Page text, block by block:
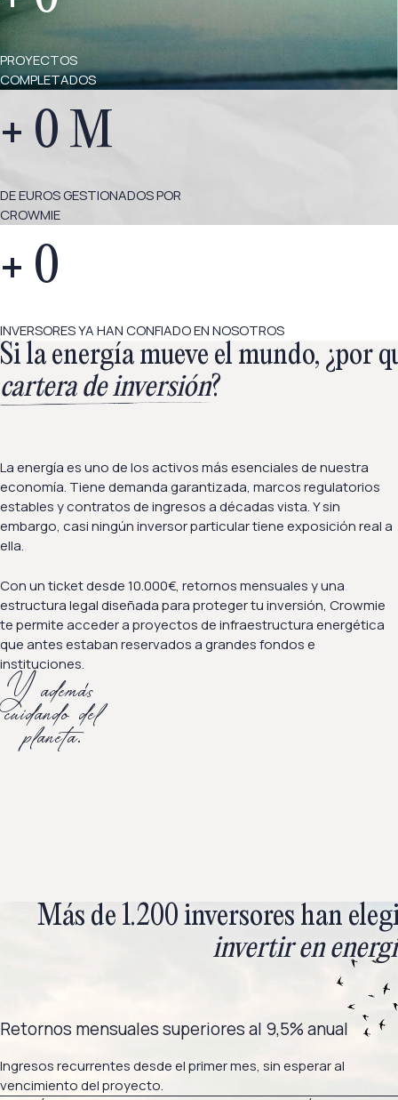
PROYECTOS
COMPLETADOS
+ 0 M
DE EUROS GESTIONADOS POR
CROWMIE
+ 0
INVERSORES YA HAN CONFIADO EN NOSOTROS
Si la energía mueve el mundo, ¿por
cartera de inversión?
La energía es uno de los activos más esenciales de nuestra
economía. Tiene demanda garantizada, marcos regulatorios
estables y contratos de ingresos a décadas vista. Y sin
embargo, casi ningún inversor particular tiene exposición real a
ella.
Con un ticket desde 10.000€, retornos mensuales y una
estructura legal diseñada para proteger tu inversión, Crowmie
te permite acceder a proyectos de infraestructura energética
que antes estaban reservados a grandes fondos e
instituciones.
Y además
cuidando del
planeta.
Más de 1.200 inversores han
invertir en
Retornos mensuales superiores al 9,5% anual
Ingresos recurrentes desde el primer mes, sin esperar al
vencimiento del proyecto.